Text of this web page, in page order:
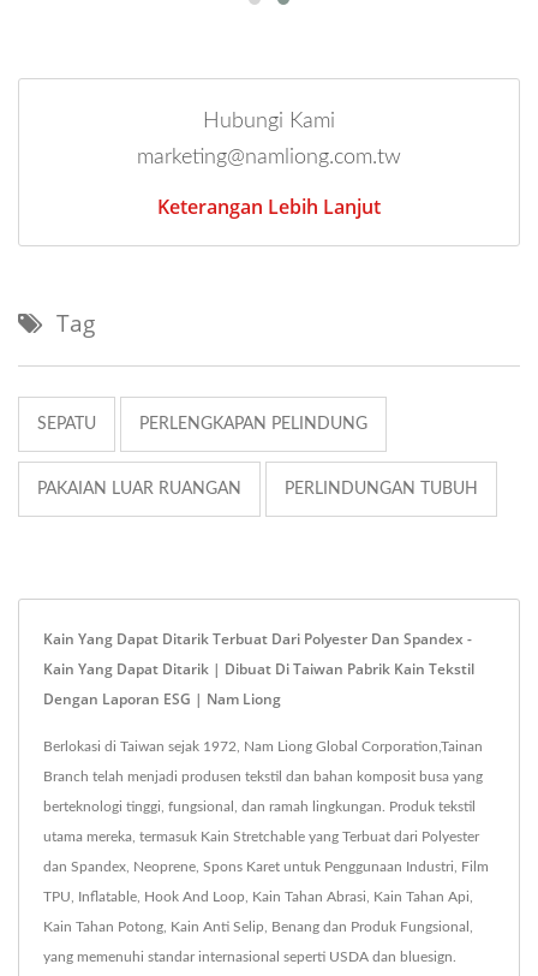
Hubungi Kami
marketing@namliong.com.tw
Keterangan Lebih Lanjut
Tag
SEPATU PERLENGKAPAN PELINDUNG
PAKAIAN LUAR RUANGAN PERLINDUNGAN TUBUH
Kain Yang Dapat Ditarik Terbuat Dari Polyester Dan Spandex -
Kain Yang Dapat Ditarik | Dibuat Di Taiwan Pabrik Kain Tekstil
Dengan Laporan ESG | Nam Liong
Berlokasi di Taiwan sejak 1972, Nam Liong Global Corporation,Tainan
Branch telah menjadi produsen tekstil dan bahan komposit busa yang
berteknologi tinggi, fungsional, dan ramah lingkungan. Produk tekstil
utama mereka, termasuk Kain Stretchable yang Terbuat dari Polyester
dan Spandex, Neoprene, Spons Karet untuk Penggunaan Industri, Film
TPU, Inflatable, Hook And Loop, Kain Tahan Abrasi, Kain Tahan Api,
Kain Tahan Potong, Kain Anti Selip, Benang dan Produk Fungsional,
yang memenuhi standar internasional seperti USDA dan bluesign.